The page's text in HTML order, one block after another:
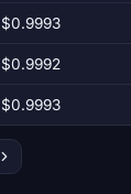
$0.9993
$0.9992
$0.9993